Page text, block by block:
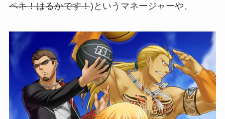
ペキ！はるかです！)というマネージャーや、